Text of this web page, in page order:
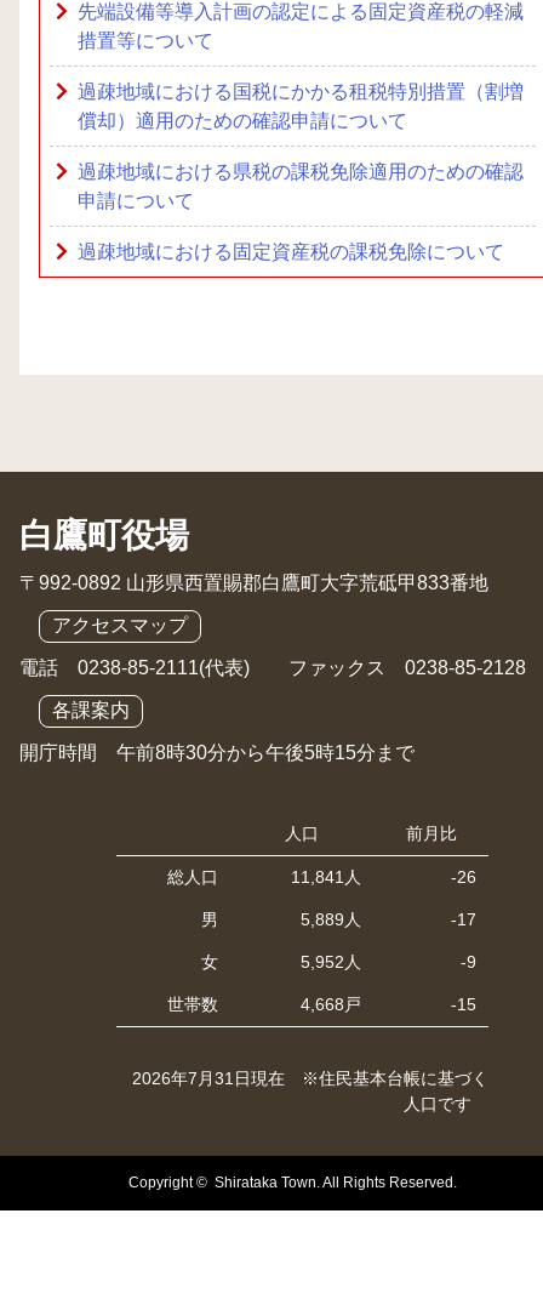
先端設備等導入計画の認定による固定資産税の軽減
措置等について
過疎地域における国税にかかる租税特別措置（割増
償却）適用のための確認申請について
過疎地域における県税の課税免除適用のための確認
申請について
過疎地域における固定資産税の課税免除について
白鷹町役場
〒992-0892 山形県西置賜郡白鷹町大字荒砥甲833番地
アクセスマップ
電話 0238-85-2111(代表) ファックス 0238-85-2128
各課案内
開庁時間 午前8時30分から午後5時15分まで
人口 前月比
総人口 11,841人 -26
男 5,889人 -17
女 5,952人 -9
世帯数 4,668戸 -15
2026年7月31日現在 ※住民基本台帳に基づく
人口です
Copyright © Shirataka Town. All Rights Reserved.